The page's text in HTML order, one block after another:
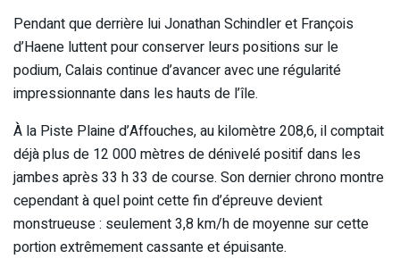
Pendant que derrière lui Jonathan Schindler et François
d’Haene luttent pour conserver leurs positions sur le
podium, Calais continue d’avancer avec une régularité
impressionnante dans les hauts de l’île.
À la Piste Plaine d’Affouches, au kilomètre 208,6, il comptait
déjà plus de 12 000 mètres de dénivelé positif dans les
jambes après 33 h 33 de course. Son dernier chrono montre
cependant à quel point cette fin d’épreuve devient
monstrueuse : seulement 3,8 km/h de moyenne sur cette
portion extrêmement cassante et épuisante.